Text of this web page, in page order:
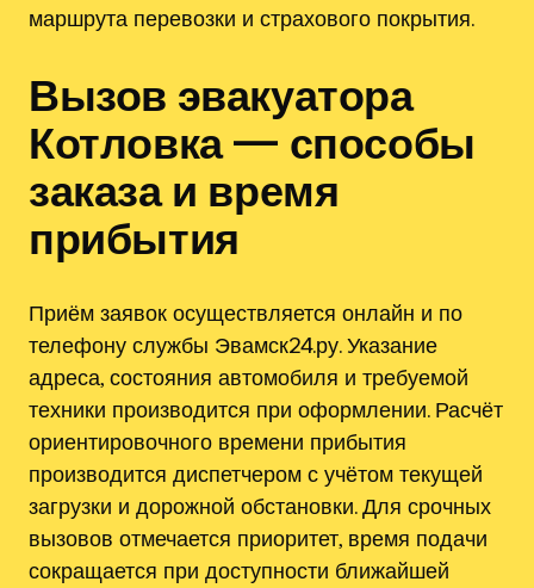
маршрута перевозки и страхового покрытия.
Вызов эвакуатора
Котловка — способы
заказа и время
прибытия
Приём заявок осуществляется онлайн и по
телефону службы Эвамск24.ру. Указание
адреса, состояния автомобиля и требуемой
техники производится при оформлении. Расчёт
ориентировочного времени прибытия
производится диспетчером с учётом текущей
загрузки и дорожной обстановки. Для срочных
вызовов отмечается приоритет, время подачи
сокращается при доступности ближайшей